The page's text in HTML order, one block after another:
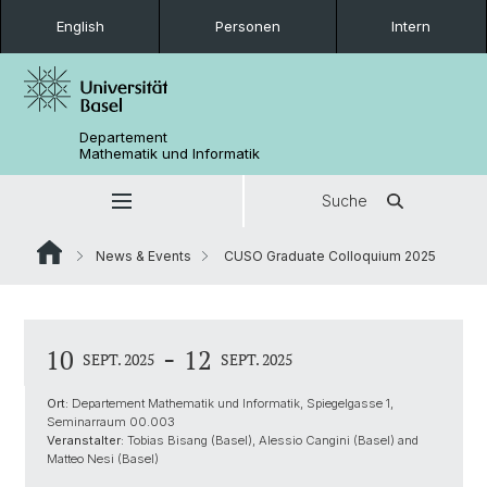
English Personen Intern
Departement
Mathematik und Informatik
Suche
News & Events CUSO Graduate Colloquium 2025
10 SEPT. 2025 - 12 SEPT. 2025
Ort: Departement Mathematik und Informatik, Spiegelgasse 1,
Seminarraum 00.003
Veranstalter: Tobias Bisang (Basel), Alessio Cangini (Basel) and
Matteo Nesi (Basel)